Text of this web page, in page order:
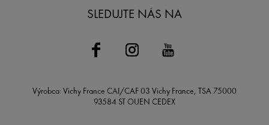
SLEDUJTE NÁS NA
Výrobca: Vichy France CAI/CAF 03 Vichy France, TSA 75000
93584 ST OUEN CEDEX